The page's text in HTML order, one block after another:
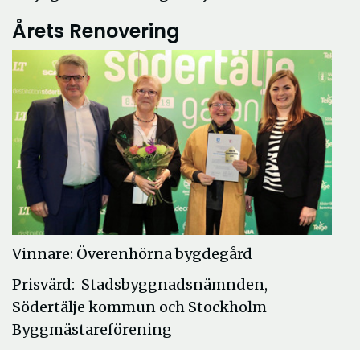
Årets Renovering
Vinnare: Överenhörna bygdegård
Prisvärd: Stadsbyggnadsnämnden,
Södertälje kommun och Stockholm
Byggmästareförening